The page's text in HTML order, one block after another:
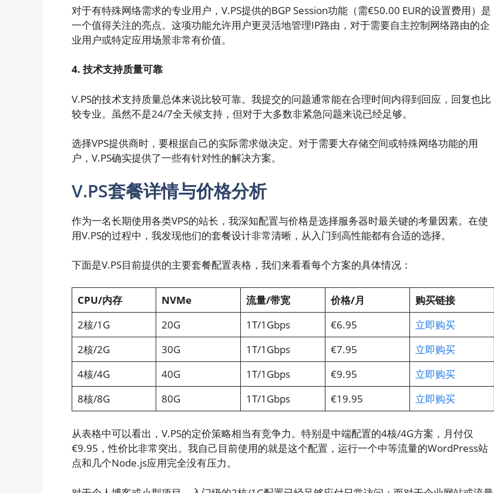
对于有特殊网络需求的专业用户，V.PS提供的BGP Session功能（需€50.00 EUR的设置费用）是
一个值得关注的亮点。这项功能允许用户更灵活地管理IP路由，对于需要自主控制网络路由的企
业用户或特定应用场景非常有价值。
4. 技术支持质量可靠
V.PS的技术支持质量总体来说比较可靠。我提交的问题通常能在合理时间内得到回应，回复也比
较专业。虽然不是24/7全天候支持，但对于大多数非紧急问题来说已经足够。
选择VPS提供商时，要根据自己的实际需求做决定。对于需要大存储空间或特殊网络功能的用
户，V.PS确实提供了一些有针对性的解决方案。
V.PS套餐详情与价格分析
作为一名长期使用各类VPS的站长，我深知配置与价格是选择服务器时最关键的考量因素。在使
用V.PS的过程中，我发现他们的套餐设计非常清晰，从入门到高性能都有合适的选择。
下面是V.PS目前提供的主要套餐配置表格，我们来看看每个方案的具体情况：
CPU/内存 NVMe 流量/带宽 价格/月
购买链接
2核/1G
20G 1T/1Gbps €6.95
立即购买
2核/2G
30G 1T/1Gbps €7.95
立即购买
4核/4G
40G 1T/1Gbps €9.95
立即购买
8核/8G
80G 1T/1Gbps €19.95 立即购买
从表格中可以看出，V.PS的定价策略相当有竞争力。特别是中端配置的4核/4G方案，月付仅
€9.95，性价比非常突出。我自己目前使用的就是这个配置，运行一个中等流量的WordPress站
点和几个Node.js应用完全没有压力。